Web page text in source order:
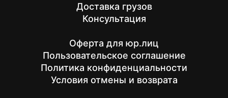
Доставка грузов
Консультация
Оферта для юр.лиц
Пользовательское соглашение
Политика конфиденциальности
Условия отмены и возврата